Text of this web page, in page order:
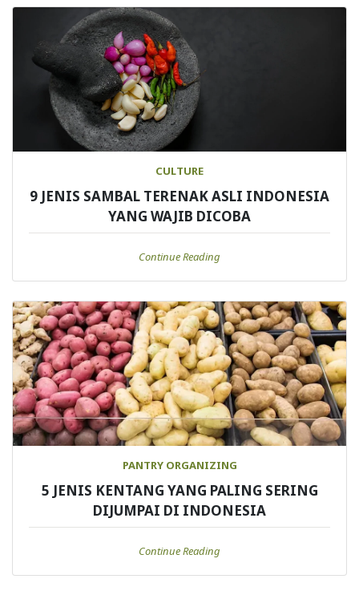
CULTURE
9 JENIS SAMBAL TERENAK ASLI INDONESIA
YANG WAJIB DICOBA
Continue Reading
PANTRY ORGANIZING
5 JENIS KENTANG YANG PALING SERING
DIJUMPAI DI INDONESIA
Continue Reading